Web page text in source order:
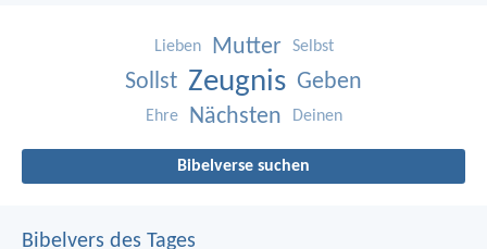
Lieben Mutter Selbst
Sollst Zeugnis Geben
Ehre Nächsten Deinen
Bibelverse suchen
Bibelvers des Tages